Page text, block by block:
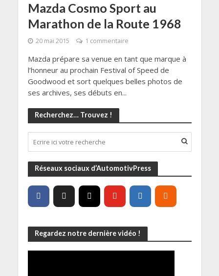
Mazda Cosmo Sport au
Marathon de la Route 1968
20 mai 2015 1 commentaire
Mazda prépare sa venue en tant que marque à
l’honneur au prochain Festival of Speed de
Goodwood et sort quelques belles photos de
ses archives, ses débuts en...
Recherchez… Trouvez !
Réseaux sociaux d’AutomotivPress
Regardez notre dernière vidéo !